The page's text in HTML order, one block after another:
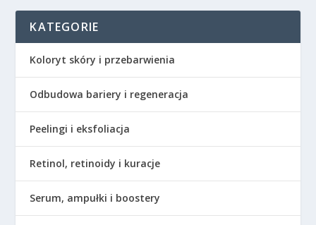
KATEGORIE
Koloryt skóry i przebarwienia
Odbudowa bariery i regeneracja
Peelingi i eksfoliacja
Retinol, retinoidy i kuracje
Serum, ampułki i boostery